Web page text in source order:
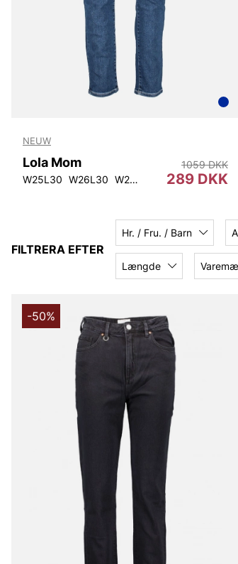
NEUW
Lola Mom
W25L30 W26L30 W27L30 W28L30
289 DKK
1059 DKK
FILTRERA EFTER
Hr. / Fru. / Barn
Længde
-50%